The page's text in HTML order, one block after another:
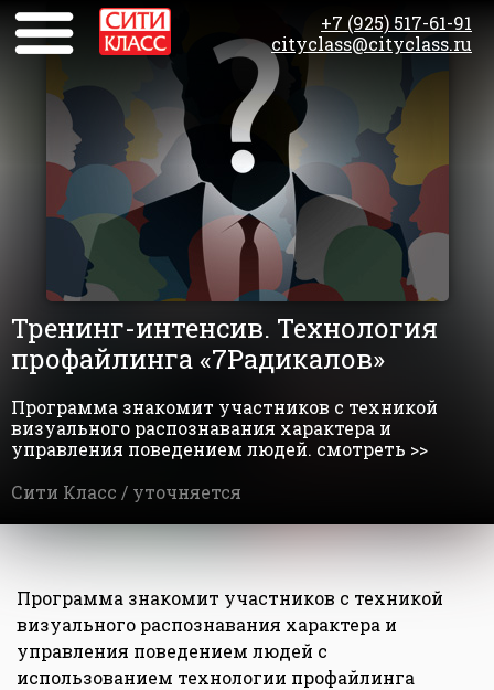
+7 (925) 517-61-91
cityclass@cityclass.ru
Тренинг-интенсив. Технология
профайлинга «7Радикалов»
Программа знакомит участников с техникой
визуального распознавания характера и
управления поведением людей. смотреть >>
Сити Класс / уточняется
Программа знакомит участников с техникой
визуального распознавания характера и
управления поведением людей с
использованием технологии профайлинга